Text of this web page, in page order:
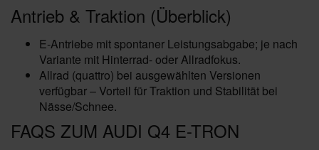
Antrieb & Traktion (Überblick)
E‑Antriebe mit spontaner Leistungsabgabe; je nach
Variante mit Hinterrad- oder Allradfokus.
Allrad (quattro) bei ausgewählten Versionen
verfügbar – Vorteil für Traktion und Stabilität bei
Nässe/Schnee.
FAQS ZUM AUDI Q4 E-TRON